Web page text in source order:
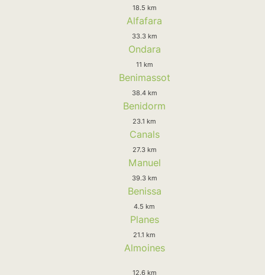
18.5 km
Alfafara
33.3 km
Ondara
11 km
Benimassot
38.4 km
Benidorm
23.1 km
Canals
27.3 km
Manuel
39.3 km
Benissa
4.5 km
Planes
21.1 km
Almoines
12.6 km